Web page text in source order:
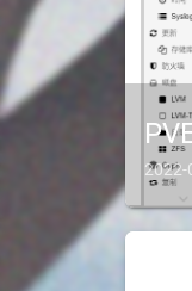
2022-
为自